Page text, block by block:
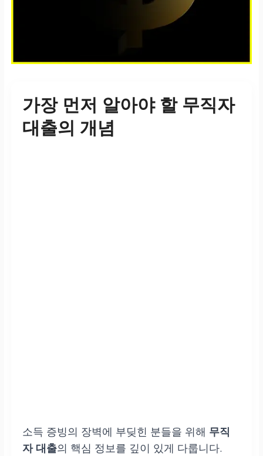
가장 먼저 알아야 할 무직자
대출의 개념
소득 증빙의 장벽에 부딪힌 분들을 위해 무직
자 대출의 핵심 정보를 깊이 있게 다룹니다.